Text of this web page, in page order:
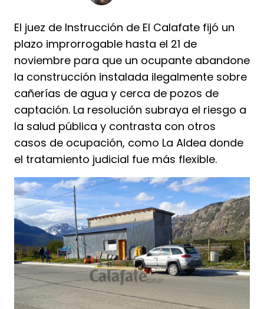
El juez de Instrucción de El Calafate fijó un
plazo improrrogable hasta el 21 de
noviembre para que un ocupante abandone
la construcción instalada ilegalmente sobre
cañerías de agua y cerca de pozos de
captación. La resolución subraya el riesgo a
la salud pública y contrasta con otros
casos de ocupación, como La Aldea donde
el tratamiento judicial fue más flexible.